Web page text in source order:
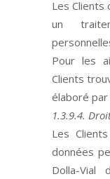
Les Clients
un
Pour les
Clients
élaboré par
1.3.9.4.
Les Clients
données
Dolla-Vial